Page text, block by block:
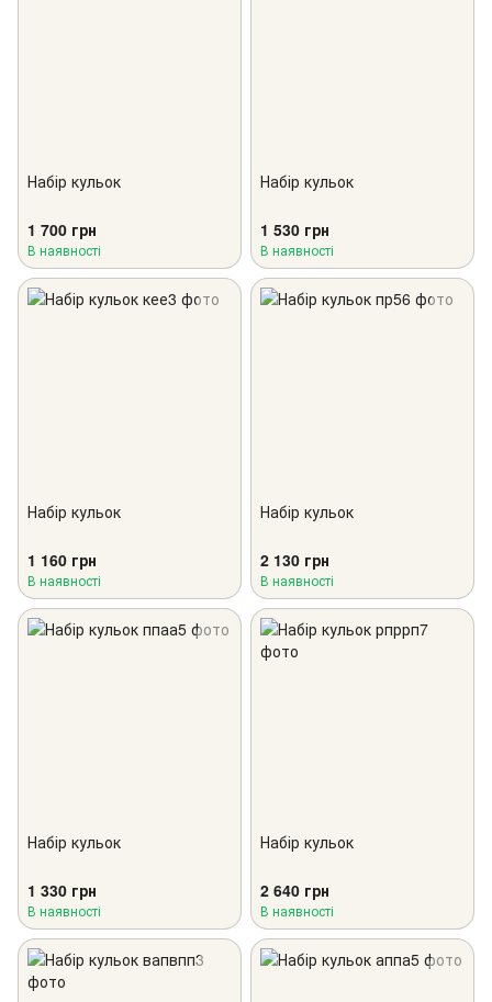
Набір кульок
1 700 грн
В наявності
Набір кульок
1 530 грн
В наявності
Набір кульок
1 160 грн
В наявності
Набір кульок
2 130 грн
В наявності
Набір кульок
1 330 грн
В наявності
Набір кульок
2 640 грн
В наявності